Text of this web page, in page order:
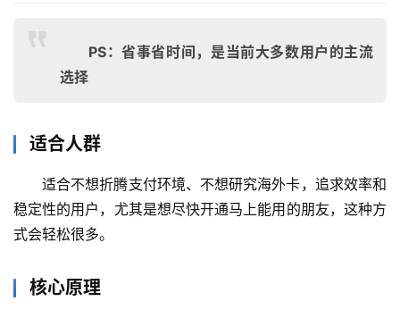
PS：省事省时间，是当前大多数用户的主流
选择
适合人群
适合不想折腾支付环境、不想研究海外卡，追求效率和
稳定性的用户，尤其是想尽快开通马上能用的朋友，这种方
式会轻松很多。
核心原理